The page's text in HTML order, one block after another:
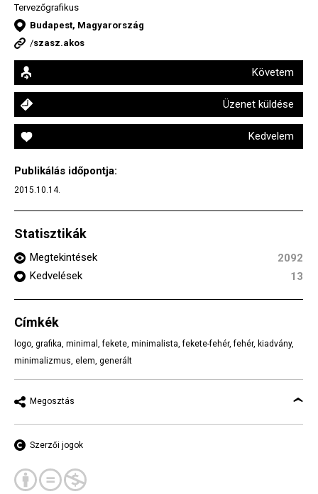
Tervezőgrafikus
Budapest, Magyarország
/szasz.akos
Követem
Üzenet küldése
Kedvelem
Publikálás időpontja:
2015.10.14.
Statisztikák
Megtekintések
2092
Kedvelések
13
Címkék
logo, grafika, minimal ,fekete, minimalista,fekete-fehér,fehér, kiadvány,
minimalizmus, elem, generált
Megosztás
Szerzői jogok